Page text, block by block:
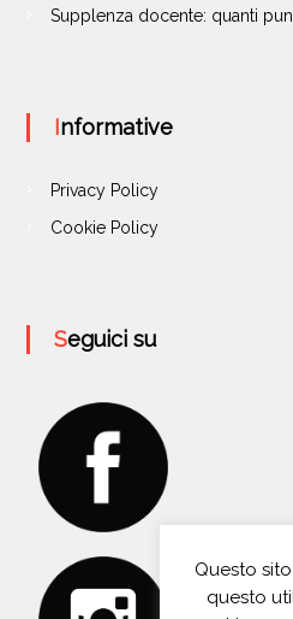
Supplenza docente: quanti
Informative
Privacy Policy
Cookie Policy
Seguici su
Questo
questo